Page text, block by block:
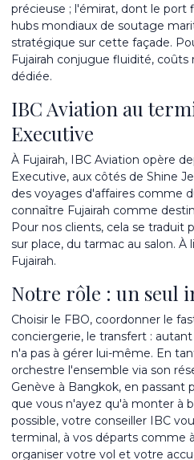
précieuse ; l'émirat, dont le port
hubs mondiaux de soutage
stratégique sur cette façade.
Fujairah conjugue fluidité,
dédiée.
IBC Aviation au
Executive
À Fujairah, IBC Aviation opère
Executive, aux côtés de Shine
des voyages d'affaires comme
connaître Fujairah comme
Pour nos clients, cela se traduit
sur place, du tarmac au salon. À
Fujairah.
Notre rôle : un seul
Choisir le FBO, coordonner le
conciergerie, le transfert :
n'a pas à gérer lui-même. En
orchestre l'ensemble via son
Genève à Bangkok, en passant
que vous n'ayez qu'à monter à
possible, votre conseiller IBC
terminal, à vos départs comme
organiser votre vol et votre